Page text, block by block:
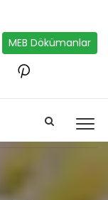
MEB Dökümanlar